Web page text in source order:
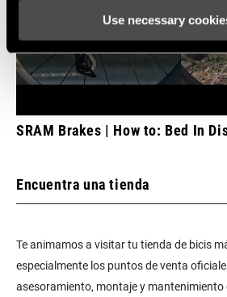
Use necessary
SRAM Brakes | How to: Bed In
Encuentra una tienda
Te animamos a visitar tu tienda de bicis
especialmente los puntos de venta
asesoramiento, montaje y mantenimiento